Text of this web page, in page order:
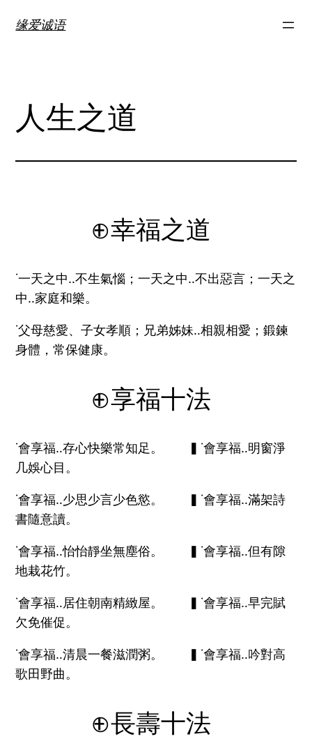
缘爱诚语
人生之道
⊕幸福之道
˙一天之中‥不生氣惱；一天之中‥不出惡言；一天之
中‥家庭和樂。
˙父母慈愛、子女孝順；兄弟姊妹‥相親相愛；鍛鍊
身體，常保健康。
⊕享福十法
˙會享福‥存心快樂常知足。 ▍˙會享福‥明窗淨
几娛心目。
˙會享福‥少思少言少色慾。 ▍˙會享福‥滿架詩
書隨意讀。
˙會享福‥怡怡靜坐無塵俗。 ▍˙會享福‥但有隙
地栽花竹。
˙會享福‥居住朝南精緻屋。 ▍˙會享福‥早完賦
欠免催促。
˙會享福‥清晨一餐滋潤粥。 ▍˙會享福‥吟對高
歌田野曲。
⊕長壽十法